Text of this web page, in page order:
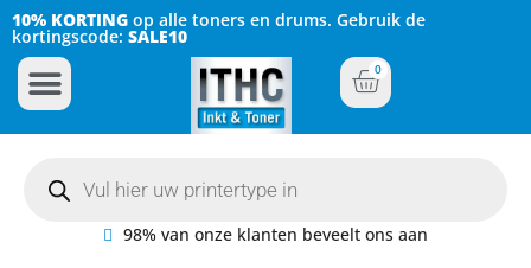
10% KORTING op alle toners en drums. Gebruik de
kortingscode: SALE10
0
98% van onze klanten beveelt ons aan